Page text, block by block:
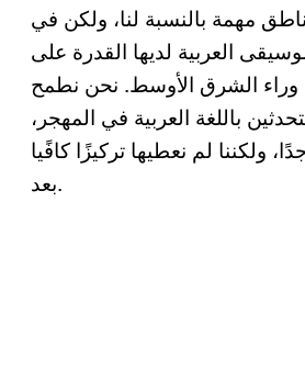
مهمة بالنسبة لنا، ولكن في
العربية لديها القدرة على
وراء الشرق الأوسط. نحن نطمح
باللغة العربية في المهجر،
ولكننا لم نعطيها تركيزًا كافًيا
بعد.